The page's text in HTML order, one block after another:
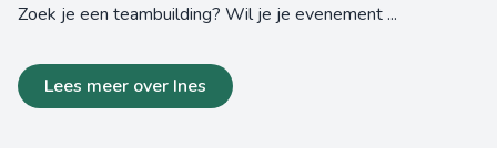
Zoek je een teambuilding? Wil je je evenement ...
Lees meer over Ines